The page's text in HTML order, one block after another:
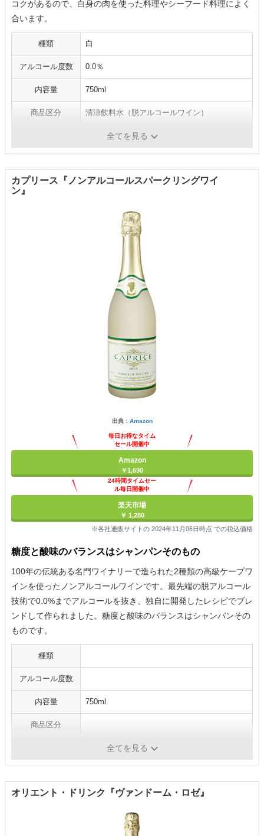
コクがあるので、白身の肉を使った料理やシーフード料理によく
合います。
種類 白
アルコール度数 0.0％
内容量 750ml
商品区分 清涼飲料水（脱アルコールワイン）
ベルギー全てを見る
カプリース『ノンアルコールスパークリングワイ
ン』
出典： Amazon
毎日お得なタイム
セール開催中
Amazon
￥1,690
24時間タイムセー
ル毎日開催中
楽天市場
￥ 1,280
※各社通販サイトの 2024年11月06日時点 での税込価格
糖度と酸味のバランスはシャンパンそのもの
100年の伝統ある名門ワイナリーで造られた2種類の高級ケープワ
インを使ったノンアルコールワインです。最先端の脱アルコール
技術で0.0%までアルコールを抜き、独自に開発したレシピでブレ
ンドして作られました。糖度と酸味のバランスはシャンパンその
ものです。
種類
アルコール度数
内容量 750ml
商品区分
‎南アフリカ全てを見る
オリエント・ドリンク『ヴァンドーム・ロゼ』